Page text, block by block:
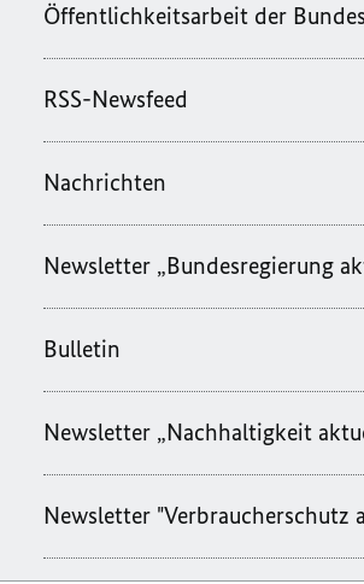
Öffentlichkeitsarbeit der
RSS-Newsfeed
Nachrichten
Newsletter „Bundesregierung
Bulletin
Newsletter „Nachhaltigkeit
Newsletter "Verbraucherschutz